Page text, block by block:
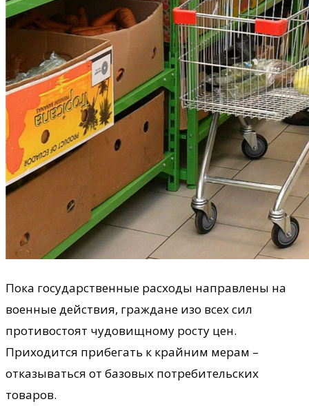
Пока государственные расходы направлены на
военные действия, граждане изо всех сил
противостоят чудовищному росту цен.
Приходится прибегать к крайним мерам –
отказываться от базовых потребительских
товаров.